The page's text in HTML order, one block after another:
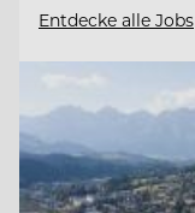
Entdecke alle Jobs